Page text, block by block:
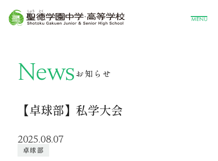
News お知らせ
【卓球部】私学大会
2025.08.07
卓球部